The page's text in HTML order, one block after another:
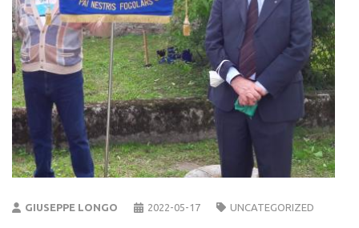
GIUSEPPE LONGO 2022-05-17 UNCATEGORIZED